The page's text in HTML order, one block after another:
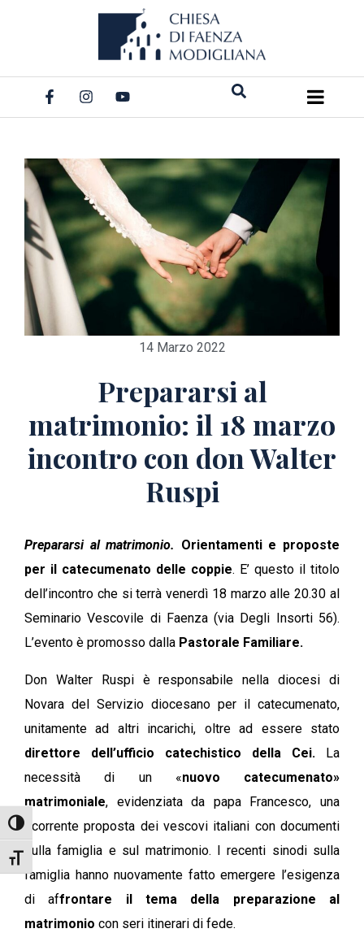
Attiva/disattiva alto contrasto
Attiva/disattiva dimensione testo
14 Marzo 2022
Prepararsi al
matrimonio: il 18 marzo
incontro con don Walter
Ruspi
Prepararsi al matrimonio. Orientamenti e proposte
per il catecumenato delle coppie. E’ questo il titolo
dell’incontro che si terrà venerdì 18 marzo alle 20.30 al
Seminario Vescovile di Faenza (via Degli Insorti 56).
L’evento è promosso dalla Pastorale Familiare.
Don Walter Ruspi è responsabile nella diocesi di
Novara del Servizio diocesano per il catecumenato,
unitamente ad altri incarichi, oltre ad essere stato
direttore dell’ufficio catechistico della Cei. La
necessità di un «nuovo catecumenato»
matrimoniale, evidenziata da papa Francesco, una
ricorrente proposta dei vescovi italiani con documenti
sulla famiglia e sul matrimonio. I recenti sinodi sulla
famiglia hanno nuovamente fatto emergere l’esigenza
di affrontare il tema della preparazione al
matrimonio con seri itinerari di fede.